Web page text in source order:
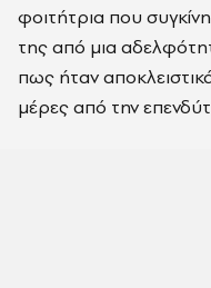
φοιτήτρια που
της από μια
πως ήταν
μέρες από την